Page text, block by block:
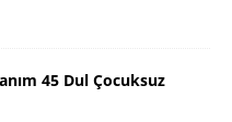
45 Dul Çocuksuz